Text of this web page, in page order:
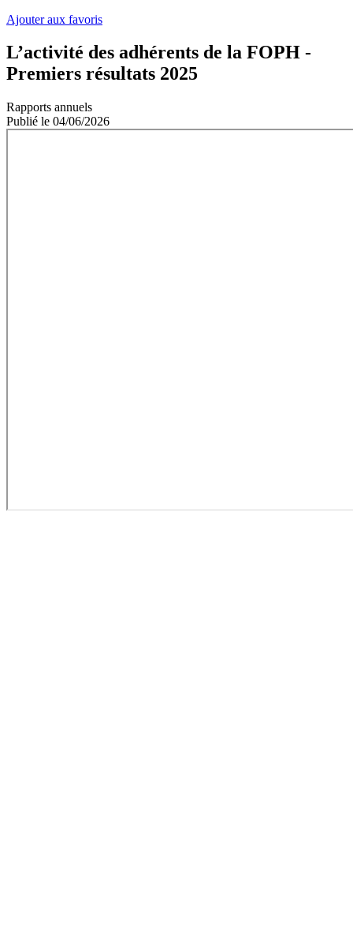
Ajouter aux favoris
L’activité des adhérents de la FOPH -
Premiers résultats 2025
Rapports annuels
Publié le 04/06/2026